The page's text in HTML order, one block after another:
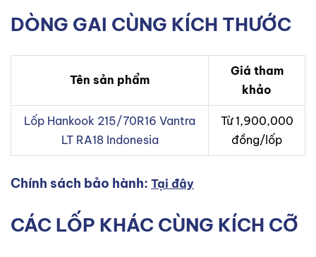
DÒNG GAI CÙNG KÍCH THƯỚC
Tên sản phẩm
Giá tham
khảo
Lốp Hankook 215/70R16 Vantra
LT RA18 Indonesia
Từ 1,900,000
đồng/lốp
Chính sách bảo hành: Tại đây
CÁC LỐP KHÁC CÙNG KÍCH CỠ